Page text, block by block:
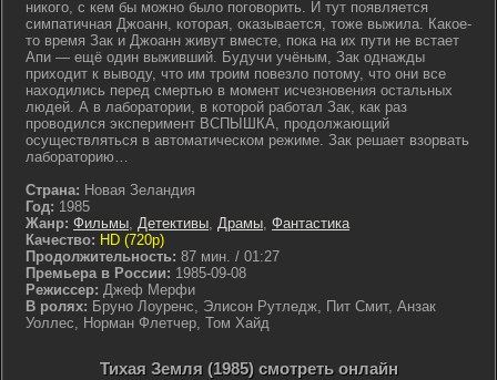
никого, с кем бы можно было поговорить. И тут появляется
симпатичная Джоанн, которая, оказывается, тоже выжила. Какое-
то время Зак и Джоанн живут вместе, пока на их пути не встает
Апи — ещё один выживший. Будучи учёным, Зак однажды
приходит к выводу, что им троим повезло потому, что они все
находились перед смертью в момент исчезновения остальных
людей. А в лаборатории, в которой работал Зак, как раз
проводился эксперимент ВСПЫШКА, продолжающий
осуществляться в автоматическом режиме. Зак решает взорвать
лабораторию…
Страна: Новая Зеландия
Год: 1985
Жанр: Фильмы, Детективы, Драмы, Фантастика
Качество: HD (720p)
Продолжительность: 87 мин. / 01:27
Премьера в России: 1985-09-08
Режиссер: Джеф Мерфи
В ролях: Бруно Лоуренс, Элисон Рутледж, Пит Смит, Анзак
Уоллес, Норман Флетчер, Том Хайд
Тихая Земля (1985) смотреть онлайн